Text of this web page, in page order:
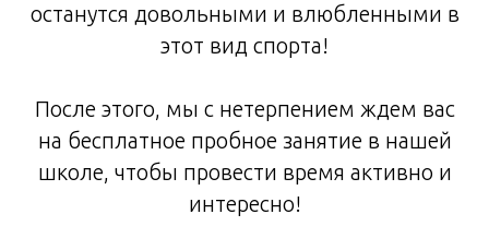
останутся довольными и влюбленными в
этот вид спорта!
После этого, мы с нетерпением ждем вас
на бесплатное пробное занятие в нашей
школе, чтобы провести время активно и
интересно!